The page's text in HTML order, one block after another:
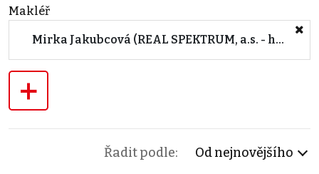
Makléř
Mirka Jakubcová (REAL SPEKTRUM, a.s. - hlavní kancelář Brno)
+
Řadit podle: Od nejnovějšího